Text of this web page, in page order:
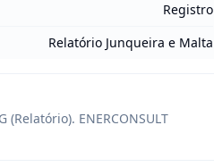
Registro
Relatório Junqueira e Malta
ENERCONSULT